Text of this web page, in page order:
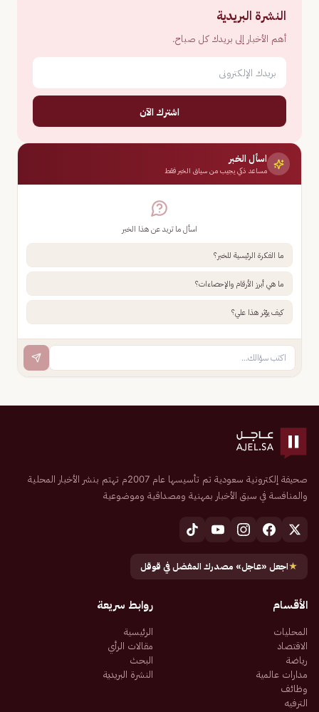
النشرة البريدية
أهم الأخبار إلى بريدك كل صباح.
اشترك الآن
اسأل الخبر
مساعد ذكي يجيب من سياق الخبر فقط
اسأل ما تريد عن هذا الخبر
ما الفكرة الرئيسية للخبر؟
ما هي أبرز الأرقام والإحصاءات؟
كيف يؤثر هذا علي؟
صحيفة إلكترونية سعودية تم تأسيسها عام 2007م تهتم بنشر الأخبار المحلية
والمنافسة في سبق الأخبار بمهنية ومصداقية وموضوعية
★اجعل «عاجل» مصدرك المفضل في قوقل
الأقسام
المحليات
الاقتصاد
رياضة
مدارات عالمية
وظائف
الترفيه
روابط سريعة
الرئيسية
مقالات الرأي
البحث
النشرة البريدية